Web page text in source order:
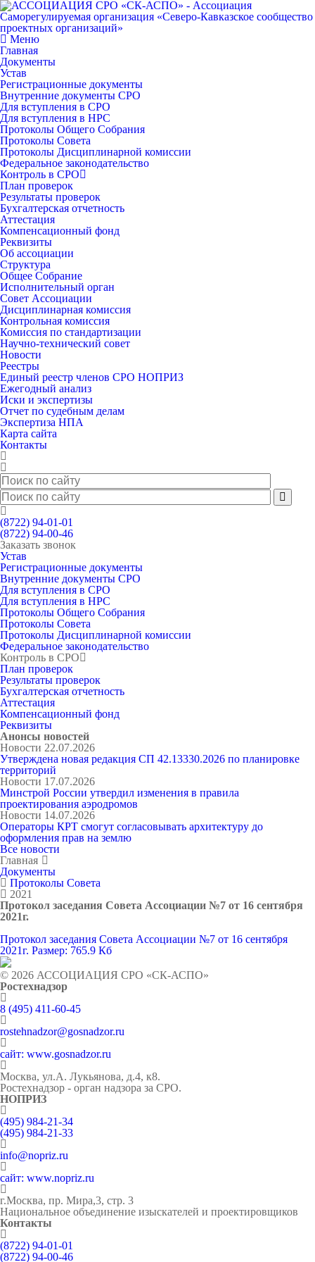
Меню
Главная
Документы
Устав
Регистрационные документы
Внутренние документы СРО
Для вступления в СРО
Для вступления в НРС
Протоколы Общего Собрания
Протоколы Совета
Протоколы Дисциплинарной комиссии
Федеральное законодательство
Контроль в СРО
План проверок
Результаты проверок
Бухгалтерская отчетность
Аттестация
Компенсационный фонд
Реквизиты
Об ассоциации
Структура
Общее Собрание
Исполнительный орган
Совет Ассоциации
Дисциплинарная комиссия
Контрольная комиссия
Комиссия по стандартизации
Научно-технический совет
Новости
Реестры
Единый реестр членов СРО НОПРИЗ
Ежегодный анализ
Иски и экспертизы
Отчет по судебным делам
Экспертиза НПА
Карта сайта
Контакты
(8722) 94-01-01
(8722) 94-00-46
Заказать звонок
Устав
Регистрационные документы
Внутренние документы СРО
Для вступления в СРО
Для вступления в НРС
Протоколы Общего Собрания
Протоколы Совета
Протоколы Дисциплинарной комиссии
Федеральное законодательство
Контроль в СРО
План проверок
Результаты проверок
Бухгалтерская отчетность
Аттестация
Компенсационный фонд
Реквизиты
Анонсы новостей
Новости 22.07.2026
Утверждена новая редакция СП 42.13330.2026 по планировке
территорий
Новости 17.07.2026
Минстрой России утвердил изменения в правила
проектирования аэродромов
Новости 14.07.2026
Операторы КРТ смогут согласовывать архитектуру до
оформления прав на землю
Все новости
Главная
Документы
Протоколы Совета
2021
Протокол заседания Совета Ассоциации №7 от 16 сентября
2021г.
Протокол заседания Совета Ассоциации №7 от 16 сентября
2021г. Размер: 765.9 Кб
© 2026 АССОЦИАЦИЯ СРО «СК-АСПО»
Ростехнадзор
8 (495) 411-60-45
rostehnadzor@gosnadzor.ru
сайт: www.gosnadzor.ru
Москва, ул.А. Лукьянова, д.4, к8.
Ростехнадзор - орган надзора за СРО.
НОПРИЗ
(495) 984-21-34
(495) 984-21-33
info@nopriz.ru
сайт: www.nopriz.ru
г.Москва, пр. Мира,3, стр. 3
Национальное объединение изыскателей и проектировщиков
Контакты
(8722) 94-01-01
(8722) 94-00-46